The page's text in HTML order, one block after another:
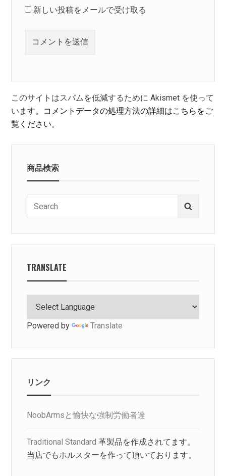
新しい投稿をメールで受け取る
このサイトはスパムを低減するために Akismet を使って
います。 コメントデータの処理方法の詳細はこちらをご
覧ください。
商品検索
TRANSLATE
Powered by Translate
リンク
NoobArmsと愉快な強制労働者達
Traditional Standard 革製品を作成されてます。
当店でもホルスターを作って頂いております。